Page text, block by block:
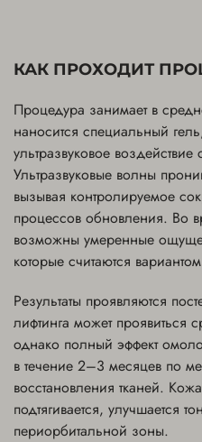
КАК ПРОХОДИТ
Процедура занимает в
наносится специальный
ультразвуковое
Ультразвуковые волны
вызывая контролируемое
процессов обновления. Во
возможны умеренные
которые считаются
Результаты проявляются
лифтинга может проявиться
однако полный эффект
в течение 2–3 месяцев по
восстановления тканей.
подтягивается, улучшается
периорбитальной зоны.